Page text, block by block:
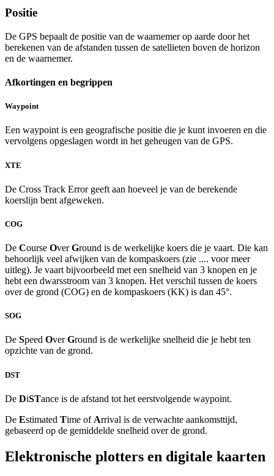
Positie
De GPS bepaalt de positie van de waarnemer op aarde door het
berekenen van de afstanden tussen de satellieten boven de horizon
en de waarnemer.
Afkortingen en begrippen
Waypoint
Een waypoint is een geografische positie die je kunt invoeren en die
vervolgens opgeslagen wordt in het geheugen van de GPS.
XTE
De Cross Track Error geeft aan hoeveel je van de berekende
koerslijn bent afgeweken.
COG
De Course OverGround is de werkelijke koers die je vaart. Die kan
behoorlijk veel afwijken van de kompaskoers (zie .... voor meer
uitleg). Je vaart bijvoorbeeld met een snelheid van 3 knopen en je
hebt een dwarsstroom van 3 knopen. Het verschil tussen de koers
over de grond (COG) en de kompaskoers (KK) is dan 45°.
SOG
De Speed OverGround is de werkelijke snelheid die je hebt ten
opzichte van de grond.
DST
De DiSTance is de afstand tot het eerstvolgende waypoint.
De Estimated Time of Arrival is de verwachte aankomsttijd,
gebaseerd op de gemiddelde snelheid over de grond.
Elektronische plotters en digitale kaarten